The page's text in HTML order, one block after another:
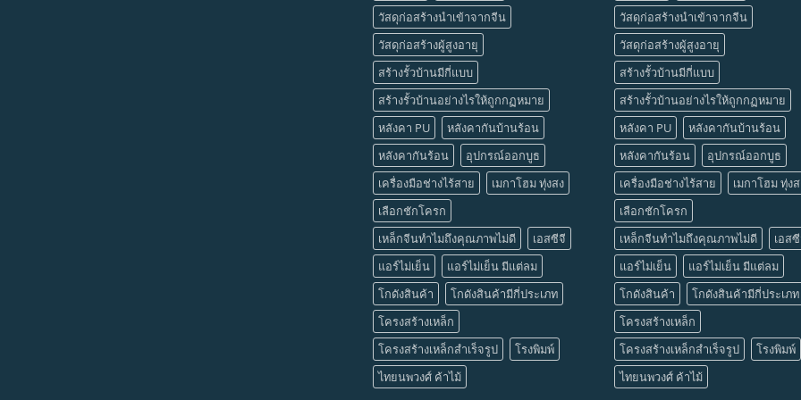
วัสดุก่อสร้างนำเข้าจากจีน
วัสดุก่อสร้างผู้สูงอายุ
สร้างรั้วบ้านมีกี่แบบ
สร้างรั้วบ้านอย่างไรให้ถูกกฏหมาย
หลังคา PU
หลังคากันบ้านร้อน
หลังคากันร้อน
อุปกรณ์ออกบูธ
เครื่องมือช่างไร้สาย
เมกาโฮม ทุ่งสง
เลือกชักโครก
เหล็กจีนทำไมถึงคุณภาพไม่ดี
เอสซีจี
แอร์ไม่เย็น
แอร์ไม่เย็น มีแต่ลม
โกดังสินค้า
โกดังสินค้ามีกี่ประเภท
โครงสร้างเหล็ก
โครงสร้างเหล็กสำเร็จรูป
โรงพิมพ์
ไทยนพวงศ์ ค้าไม้
วัสดุก่อสร้างนำเข้าจากจีน
วัสดุก่อสร้างผู้สูงอายุ
สร้างรั้วบ้านมีกี่แบบ
สร้างรั้วบ้านอย่างไรให้ถูกกฏหมาย
หลังคา PU
หลังคากันบ้านร้อน
หลังคากันร้อน
อุปกรณ์ออกบูธ
เครื่องมือช่างไร้สาย
เมกาโฮม ทุ่ง
เลือกชักโครก
เหล็กจีนทำไมถึงคุณภาพไม่ดี
เอส
แอร์ไม่เย็น
แอร์ไม่เย็น มีแต่ลม
โกดังสินค้า
โกดังสินค้ามีกี่ประเภท
โครงสร้างเหล็ก
โครงสร้างเหล็กสำเร็จรูป
โรงพิมพ์
ไทยนพวงศ์ ค้าไม้